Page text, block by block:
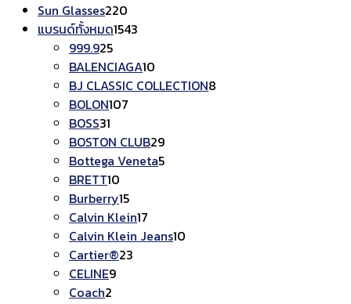
Sun Glasses220
สินค้า
แบรนด์ทั้งหมด1543
999.92525
สินค้า
BALENCIAGA10
สินค้า
BJ CLASSIC COLLECTION8
BOLON107
BOSS31
สินค้า
BOSTON CLUB2929
สินค้า
Bottega Veneta55
BRETT10
สินค้า
Burberry1515
สินค้า
Calvin Klein17
สินค้า
Calvin Klein Jeans10
Cartier®23
CELINE99
Coach2